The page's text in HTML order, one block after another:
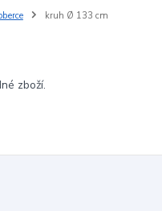
kruh Ø 133 cm
zboží.